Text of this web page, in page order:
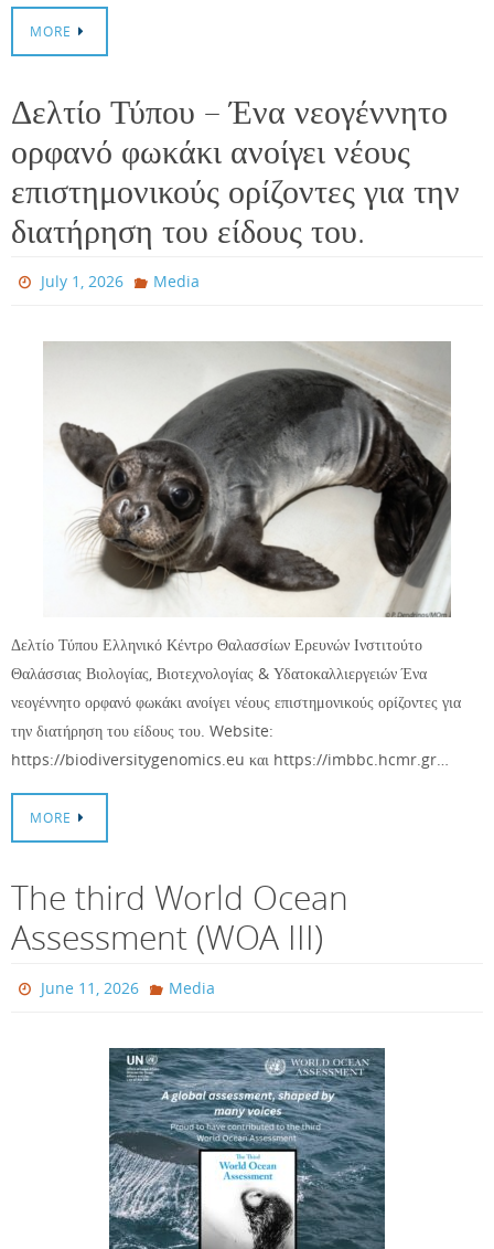
MORE
Δελτίο Τύπου – Ένα νεογέννητο
ορφανό φωκάκι ανοίγει νέους
επιστημονικούς ορίζοντες για την
διατήρηση του είδους του.
July 1, 2026 Media
Δελτίο Τύπου Ελληνικό Κέντρο Θαλασσίων Ερευνών Ινστιτούτο
Θαλάσσιας Βιολογίας, Βιοτεχνολογίας & Υδατοκαλλιεργειών Ένα
νεογέννητο ορφανό φωκάκι ανοίγει νέους επιστημονικούς ορίζοντες για
την διατήρηση του είδους του. Website:
https://biodiversitygenomics.eu και https://imbbc.hcmr.gr…
MORE
The third World Ocean
Assessment (WOA III)
June 11, 2026 Media